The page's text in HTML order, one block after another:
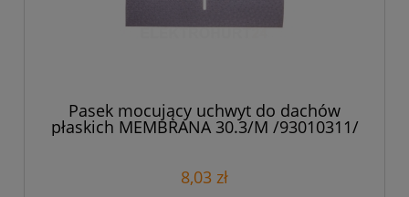
Pasek mocujący uchwyt do dachów
płaskich MEMBRANA 30.3/M /93010311/
8,03 zł